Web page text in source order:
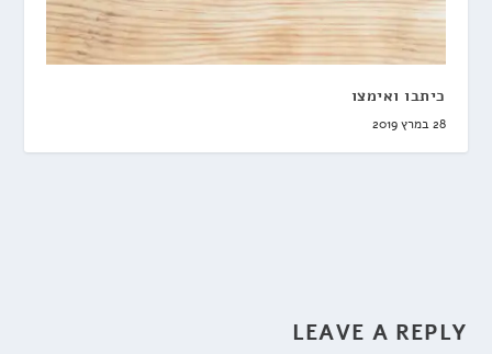
כיתבו ואימצו
28 במרץ 2019
LEAVE A REPLY